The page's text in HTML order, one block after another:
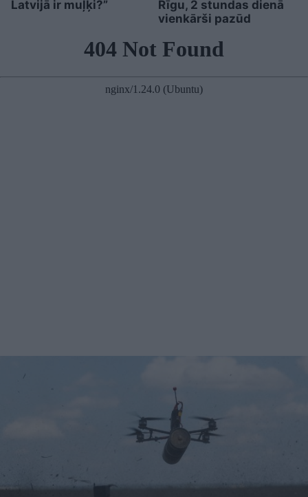
Latvijā ir muļķi?”
Rīgu, 2 stundas dienā
vienkārši pazūd